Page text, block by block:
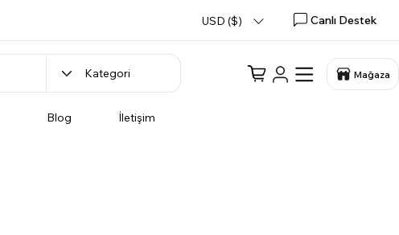
USD ($) Canlı Destek
Mağaza
Blog İletişim